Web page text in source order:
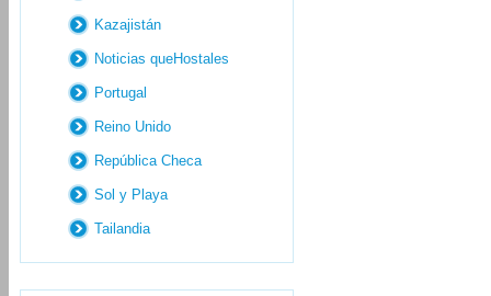
Kazajistán
Noticias queHostales
Portugal
Reino Unido
República Checa
Sol y Playa
Tailandia